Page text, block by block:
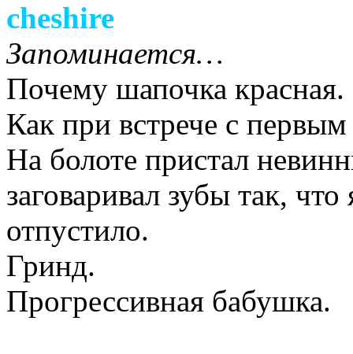
cheshire
Запоминается…
Почему шапочка красная.
Как при встрече с
На болоте пристал
заговаривал зубы так,
отпустило.
Гринд.
Прогрессивная бабушка.